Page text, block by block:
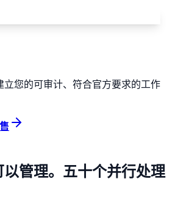
立您的可审计、符合官方要求的工作
管理。五十个并行处理